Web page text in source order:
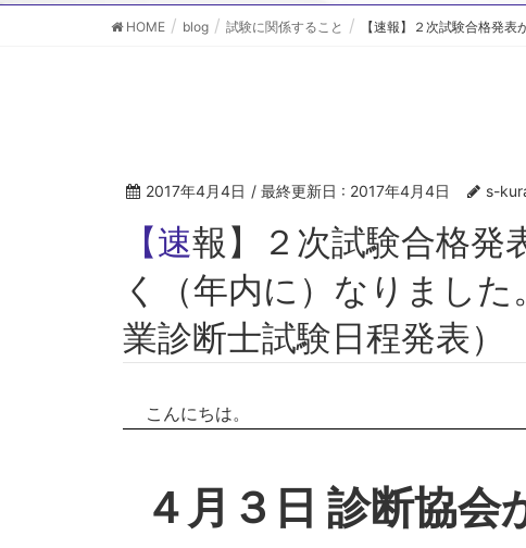
HOME blog 試験に関係すること 【速報】２次試験合格発
2017年4月4日 / 最終更新日 : 2017年4月4日 s-
【速報】２次試験合格発表が１０日も早
く（年内に）なりまし
業診断士試験日程発表）
こんにちは。
４月３日 診断協会